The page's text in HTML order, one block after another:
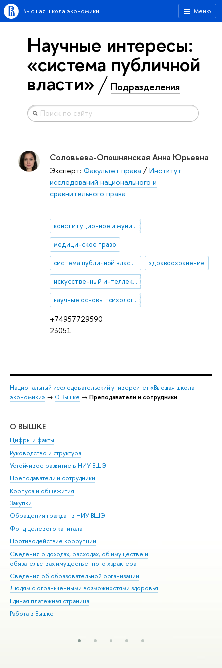
Меню
Высшая школа экономики
Научные интересы:
«система публичной
власти» Подразделения
+74957729590
23051
Соловьева-Опошнянская Анна Юрьевна
Эксперт: Факультет права /Институт
исследований национального и
сравнительного права
конституционное и муниципальное право
медицинское право
система публичной власти здравоохранение
искусственный интеллект в здравоохранении
научные основы психологии
Национальный исследовательский университет «Высшая школа
экономики» → О Вышке → Преподаватели и сотрудники
О ВЫШКЕ
Цифры и факты
Руководство и структура
Устойчивое развитие в НИУ ВШЭ
Преподаватели и сотрудники
Корпуса и общежития
Закупки
Обращения граждан в НИУ ВШЭ
Фонд целевого капитала
Противодействие коррупции
Сведения о доходах, расходах, об имуществе и
обязательствах имущественного характера
Сведения об образовательной организации
Людям с ограниченными возможностями здоровья
Единая платежная страница
Работа в Вышке